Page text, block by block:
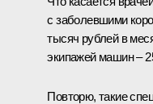
с заболевшими
тысяч рублей в
экипажей машин –
Повторю, такие